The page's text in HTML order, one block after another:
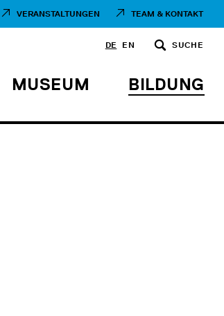
VERANSTALTUNGEN TEAM & KONTAKT
DE EN SUCHE
MUSEUM BILDUNG